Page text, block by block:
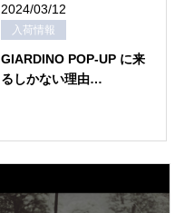
2024/03/12
入荷情報
GIARDINO POP-UP に来
るしかない理由…